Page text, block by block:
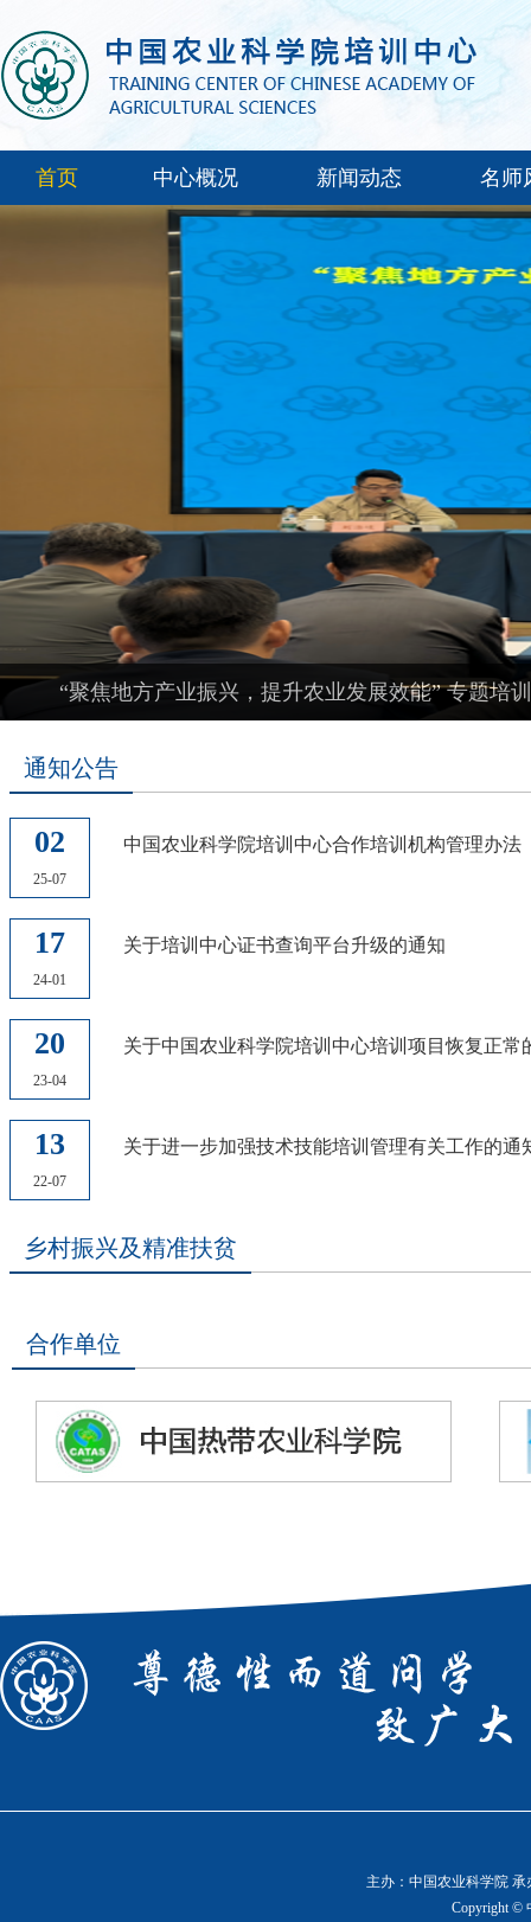
首页 中心概况 新闻动态 名师
“聚焦地方产业振兴，提升农业发展效能” 专题培
通知公告
02
25-07
中国农业科学院培训中心合作培训机构管理办法
17
24-01
关于培训中心证书查询平台升级的通知
20
23-04
关于中国农业科学院培训中心培训项目恢复正常
13
22-07
关于进一步加强技术技能培训管理有关工作的通
乡村振兴及精准扶贫
合作单位
主办：中国农业科学院
Copyright ©